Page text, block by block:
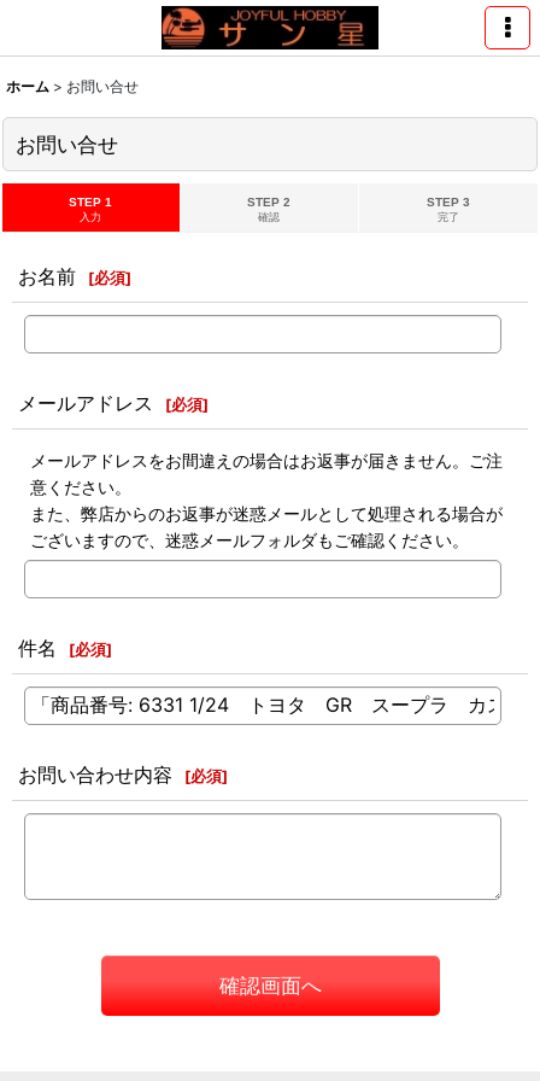
ホーム > お問い合せ
お問い合せ
STEP 1
入力
STEP 2
確認
STEP 3
完了
お名前 [必須]
メールアドレス [必須]
メールアドレスをお間違えの場合はお返事が届きません。ご注
意ください。
また、弊店からのお返事が迷惑メールとして処理される場合が
ございますので、迷惑メールフォルダもご確認ください。
件名 [必須]
お問い合わせ内容 [必須]
確認画面へ